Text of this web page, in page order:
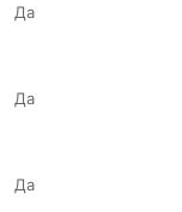
Да
Да
Да